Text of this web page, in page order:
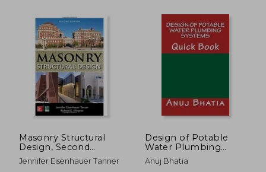
Masonry Structural
Design, Second
Edition
Jennifer Eisenhauer Tanner
Design of Potable
Water Plumbing
Systems: Quick Book
(Quick Books)
Anuj Bhatia